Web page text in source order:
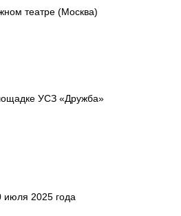
театре (Москва)
УСЗ «Дружба»
июля 2025 года